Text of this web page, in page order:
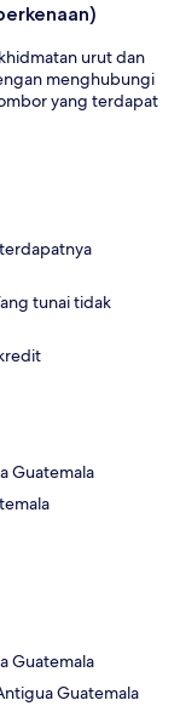
urut dan
menghubungi
yang terdapat
tunai tidak
Guatemala
Guatemala
Guatemala